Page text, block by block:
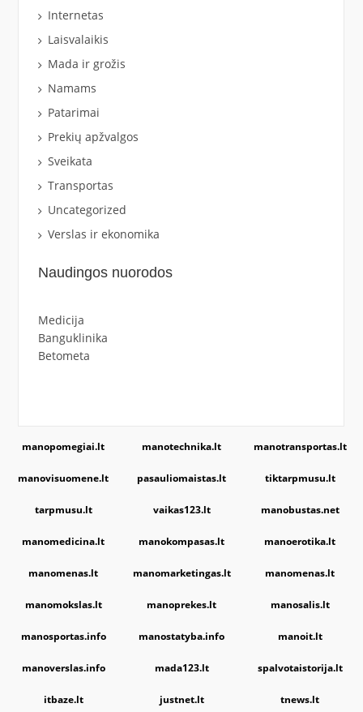
Internetas
Laisvalaikis
Mada ir grožis
Namams
Patarimai
Prekių apžvalgos
Sveikata
Transportas
Uncategorized
Verslas ir ekonomika
Naudingos nuorodos
Medicija
Banguklinika
Betometa
manopomegiai.lt manotechnika.lt manotransportas.lt
manovisuomene.lt pasauliomaistas.lt tiktarpmusu.lt
tarpmusu.lt vaikas123.lt manobustas.net
manomedicina.lt manokompasas.lt manoerotika.lt
manomenas.lt manomarketingas.lt manomenas.lt
manomokslas.lt manoprekes.lt manosalis.lt
manosportas.info manostatyba.info manoit.lt
manoverslas.info mada123.lt spalvotaistorija.lt
itbaze.lt justnet.lt tnews.lt